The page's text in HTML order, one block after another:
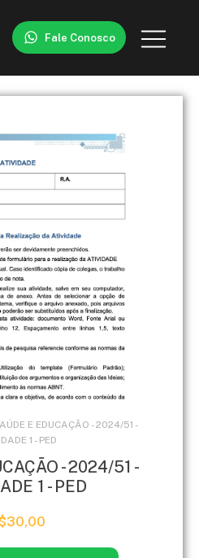
Fale Conosco
E EDUCAÇÃO - 2024/51 -
1 - PED
- 2024/51 -
1 - PED
30,00